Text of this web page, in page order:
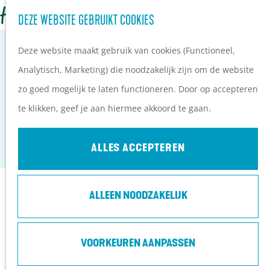
DEZE WEBSITE GEBRUIKT COOKIES
Deze website maakt gebruik van cookies (Functioneel,
Analytisch, Marketing) die noodzakelijk zijn om de website
zo goed mogelijk te laten functioneren. Door op accepteren
te klikken, geef je aan hiermee akkoord te gaan.
ALLES ACCEPTEREN
ALLEEN NOODZAKELIJK
VOORKEUREN AANPASSEN
G
h
m
Z
e
k
e
n
e
n
u
Hotels
B&B's
PLAN JE BEZOEK
Ontdekkingen van
bezoekers
De wolf op de Heuvelrug
Arrangementen en acties
Praktische informatie
Hoe kom ik op de
Heuvelrug?
BOSRESTAURANT OVERBERG
Overberg